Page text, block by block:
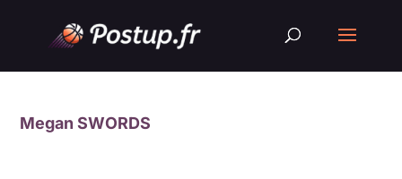
Megan SWORDS